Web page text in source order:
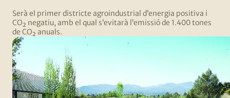
Serà el primer districte agroindustrial d’energia positiva i
CO₂ negatiu, amb el qual s’evitarà l’emissió de 1.400 tones
de CO₂ anuals.